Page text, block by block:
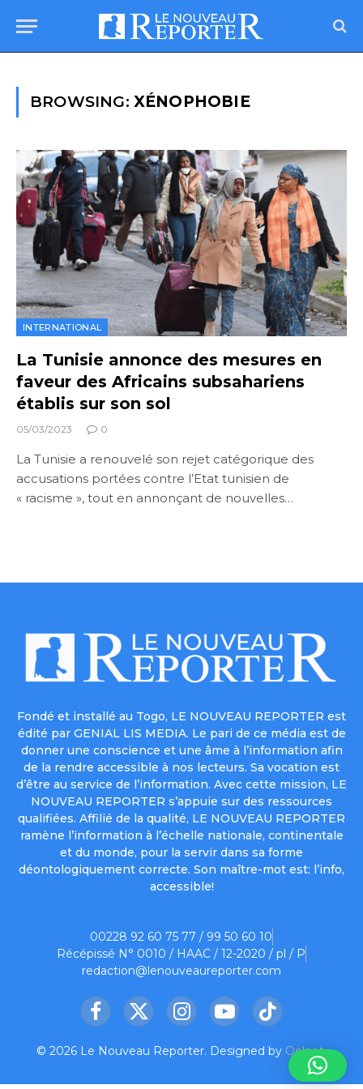
BROWSING: XÉNOPHOBIE
INTERNATIONAL
La Tunisie annonce des mesures en
faveur des Africains subsahariens
établis sur son sol
05/03/2023 0
La Tunisie a renouvelé son rejet catégorique des
accusations portées contre l’Etat tunisien de
« racisme », tout en annonçant de nouvelles…
Fondé et installé au Togo, LE NOUVEAU REPORTER est
édité par GENIAL LIS MEDIA. Le pari de ce média est de
donner une conscience et une âme à l’information afin
de la rendre accessible à nos lecteurs. Sa vocation est
d’être au service de l’information. Avec cette mission, LE
NOUVEAU REPORTER s’appuie sur des ressources
qualifiées. Affilié de la qualité, LE NOUVEAU REPORTER
ramène l’information à l’échelle nationale, continentale
et du monde, pour la servir dans sa forme
déontologiquement correcte. Son maître-mot est: l’info,
accessible!
00228 92 60 75 77 / 99 50 60 10
Récépissé N° 0010 / HAAC / 12-2020 / pl / P
redaction@lenouveaureporter.com
Facebook
X
InstagramYouTubeTikTok
© 2026 Le Nouveau Reporter. Designed by Oelnet.